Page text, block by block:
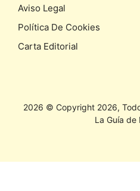
Aviso Legal
Política De Cookies
Carta Editorial
2026 © Copyright 2026,
La Guía de